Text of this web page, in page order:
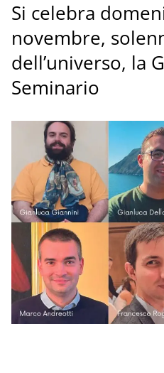
Si celebra
novembre,
dell’universo, la
Seminario